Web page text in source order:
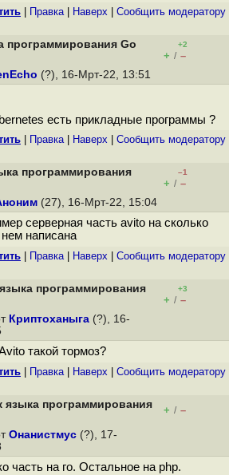
Правка| Наверх Cообщить модератору
программирования Go
+2
+ / –
(?), 16-Мрт-22, 13:51
есть прикладные программы ?
Правка| Наверх Cообщить модератору
программирования
–1
+ / –
(27), 16-Мрт-22, 15:04
серверная часть avito на сколько
написана
Правка| Наверх Cообщить модератору
программирования
+3
+ / –
Криптоханыга (?), 16-
такой тормоз?
Правка| Наверх Cообщить модератору
языка программирования
+ / –
Онанистмус (?), 17-
часть на го. Остальное на php.